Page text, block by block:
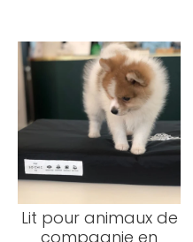
Lit pour animaux de
compagnie en